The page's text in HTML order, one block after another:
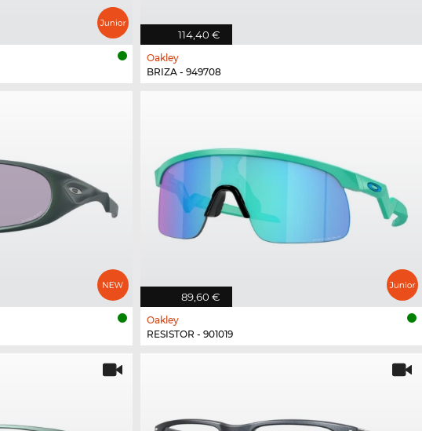
114,40 €
Oakley
BRIZA - 949708
89,60 €
Oakley
RESISTOR - 901019